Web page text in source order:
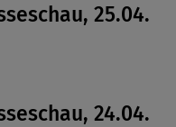
25.04.
24.04.